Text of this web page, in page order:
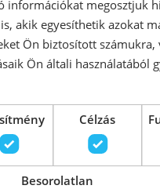
Gránit
Pinterest
információkat megosztjuk
akik egyesíthetik azokat
Ön biztosított számukra,
Ön általi használatából
Célzás
Besorolatlan